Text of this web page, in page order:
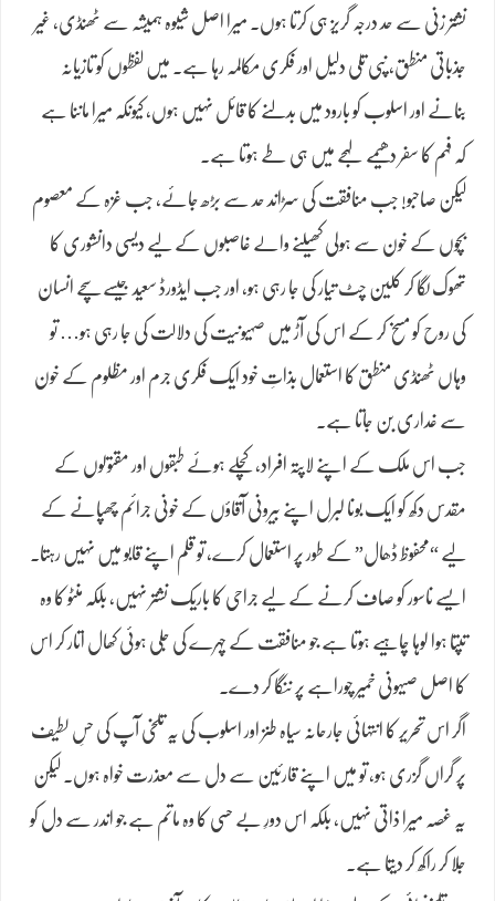
نشتر زنی سے حد درجہ گریز ہی کرتا ہوں۔ میرا اصل شیوہ ہمیشہ سے ٹھنڈی، غیر
جذباتی منطق، نپی تلی دلیل اور فکری مکالمہ رہا ہے۔ میں لفظوں کو تازیانہ
بنانے اور اسلوب کو بارود میں بدلنے کا قائل نہیں ہوں، کیونکہ میرا ماننا ہے
کہ فہم کا سفر دھیمے لہجے میں ہی طے ہوتا ہے۔
لیکن صاحبو! جب منافقت کی سڑاند حد سے بڑھ جائے، جب غزہ کے معصوم
بچوں کے خون سے ہولی کھیلنے والے غاصبوں کے لیے دیسی دانشوری کا
تھوک لگا کر کلین چٹ تیار کی جا رہی ہو، اور جب ایڈورڈ سعید جیسے سچے انسان
کی روح کو مسخ کر کے اس کی آڑ میں صہیونیت کی دلالت کی جا رہی ہو… تو
وہاں ٹھنڈی منطق کا استعمال بذاتِ خود ایک فکری جرم اور مظلوم کے خون
سے غداری بن جاتا ہے۔
جب اس ملک کے اپنے لاپتہ افراد، کچلے ہوئے طبقوں اور مقتولوں کے
مقدس دکھ کو ایک بونا لبرل اپنے بیرونی آقاؤں کے خونی جرائم چھپانے کے
لیے “محفوظ ڈھال” کے طور پر استعمال کرے، تو قلم اپنے قابو میں نہیں رہتا۔
ایسے ناسور کو صاف کرنے کے لیے جراحی کا باریک نشتر نہیں، بلکہ منٹو کا وہ
تپتا ہوا لوہا چاہیے ہوتا ہے جو منافقت کے چہرے کی جلی ہوئی کھال اتار کر اس
کا اصل صیہونی خمیر چوراہے پر ننگا کر دے۔
اگر اس تحریر کا انتہائی جارحانہ سیاہ طنز اور اسلوب کی یہ تلخی آپ کی حسِ لطیف
پر گراں گزری ہو، تو میں اپنے قارئین سے دل سے معذرت خواہ ہوں۔ لیکن
یہ غصہ میرا ذاتی نہیں، بلکہ اس دورِ بے حسی کا وہ ماتم ہے جو اندر سے دل کو
جلا کر راکھ کر دیتا ہے۔